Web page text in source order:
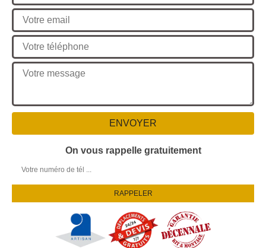
On vous rappelle gratuitement